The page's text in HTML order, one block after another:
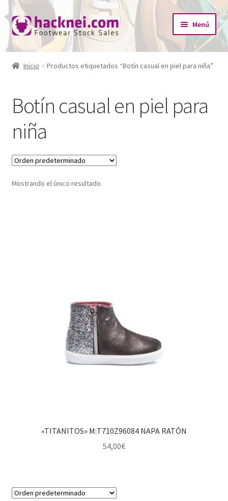
Ir
a
la
Ir
al
contenido
Menú
Inicio
menú
hijo
Tienda
el
Catálogo Empresas
Redes Sociales
Contacto
Inicio Productos etiquetados “Botín casual en piel para niña”
Botín casual en piel para
niña
Mostrando el único resultado
«TITANITOS» M:T710Z96084 NAPA RATÓN
54,00€